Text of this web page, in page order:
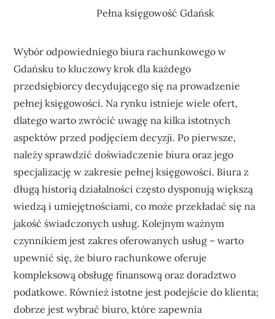
Pełna księgowość Gdańsk
Wybór odpowiedniego biura rachunkowego w
Gdańsku to kluczowy krok dla każdego
przedsiębiorcy decydującego się na prowadzenie
pełnej księgowości. Na rynku istnieje wiele ofert,
dlatego warto zwrócić uwagę na kilka istotnych
aspektów przed podjęciem decyzji. Po pierwsze,
należy sprawdzić doświadczenie biura oraz jego
specjalizację w zakresie pełnej księgowości. Biura z
długą historią działalności często dysponują większą
wiedzą i umiejętnościami, co może przekładać się na
jakość świadczonych usług. Kolejnym ważnym
czynnikiem jest zakres oferowanych usług – warto
upewnić się, że biuro rachunkowe oferuje
kompleksową obsługę finansową oraz doradztwo
podatkowe. Również istotne jest podejście do klienta;
dobrze jest wybrać biuro, które zapewnia